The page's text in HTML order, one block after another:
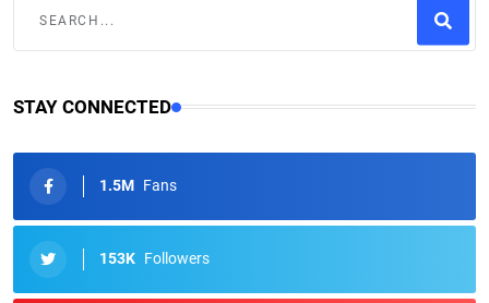
STAY CONNECTED
1.5M Fans
153K Followers